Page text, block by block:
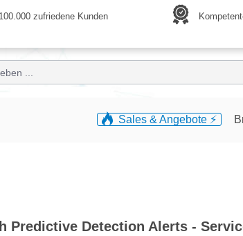
zufriedene Kunden
Sales & Angebote ⚡️
Predictive Detection Alerts -